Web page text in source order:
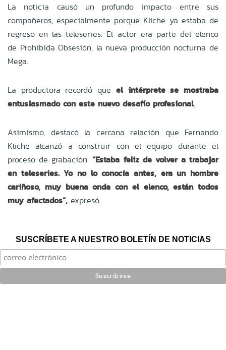
La noticia causó un profundo impacto entre sus
compañeros, especialmente porque Kliche ya estaba de
regreso en las teleseries. El actor era parte del elenco
de Prohibida Obsesión, la nueva producción nocturna de
Mega.
La productora recordó que el intérprete se mostraba
entusiasmado con este nuevo desafío profesional.
Asimismo, destacó la cercana relación que Fernando
Kliche alcanzó a construir con el equipo durante el
proceso de grabación.“Estaba feliz de volver a trabajar
en teleseries. Yo no lo conocía antes, era un hombre
cariñoso, muy buena onda con el elenco, están todos
muy afectados”, expresó.
SUSCRÍBETE A NUESTRO BOLETÍN DE NOTICIAS